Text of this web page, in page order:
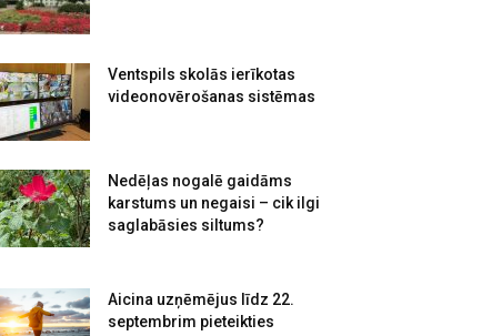
Ventspils skolās ierīkotas
videonovērošanas sistēmas
Nedēļas nogalē gaidāms
karstums un negaisi – cik ilgi
saglabāsies siltums?
Aicina uzņēmējus līdz 22.
septembrim pieteikties